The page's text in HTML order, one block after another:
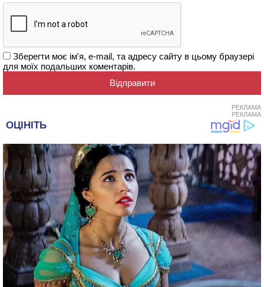
Зберегти моє ім'я, e-mail, та адресу сайту в цьому браузері
для моїх подальших коментарів.
РЕКЛАМА
РЕКЛАМА